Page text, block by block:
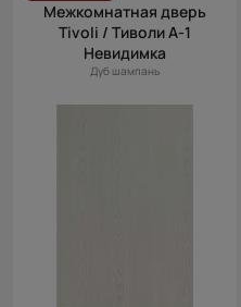
Межкомнатная дверь
Tivoli / Тиволи А-1
Невидимка
Дуб шампань